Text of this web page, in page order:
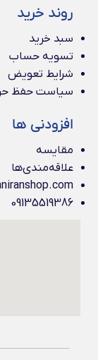
روند خرید
سبد خرید
تسویه حساب
شرایط تعویض
سیاست حفظ
افزودنی ها
مقایسه
علاقه‌مندی‌ها
09135519386